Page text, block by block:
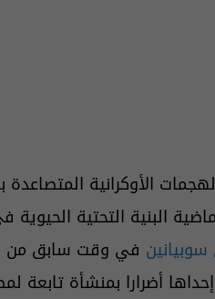
الأوكرانية
البنية التحتية
في وقت سابق من